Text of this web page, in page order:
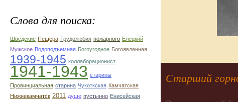
Слова для поиска:
Шведские Пещера Трудолюбия пожарного Елецкий
Мужское Водоподъемная Богоугодное Богоявленная
1939-1945 коллаборационист
1941-1943 старины
Провинциальная старина Чукоткская Камчатская
Нижнекамчатск 2011 душе пустынно Енисейская
Старший